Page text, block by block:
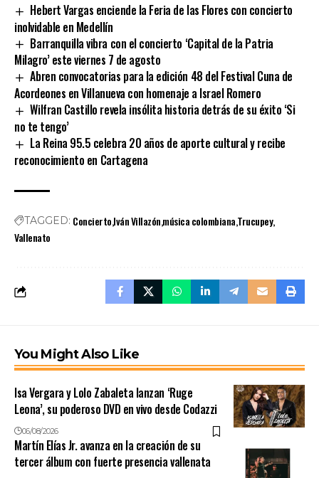
Hebert Vargas enciende la Feria de las Flores con concierto
inolvidable en Medellín
Barranquilla vibra con el concierto ‘Capital de la Patria
Milagro’ este viernes 7 de agosto
Abren convocatorias para la edición 48 del Festival Cuna de
Acordeones en Villanueva con homenaje a Israel Romero
Wilfran Castillo revela insólita historia detrás de su éxito ‘Si
no te tengo’
La Reina 95.5 celebra 20 años de aporte cultural y recibe
reconocimiento en Cartagena
TAGGED: ConciertoIván Villazónmúsica colombianaTrucupey
Vallenato
You Might Also Like
Isa Vergara y Lolo Zabaleta lanzan ‘Ruge
Leona’, su poderoso DVD en vivo desde Codazzi
06/08/2026
Martín Elías Jr. avanza en la creación de su
tercer álbum con fuerte presencia vallenata